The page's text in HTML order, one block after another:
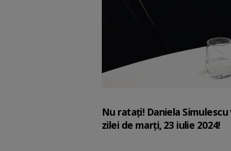
Nu ratați! Daniela
zilei de marți, 23 iulie 2024!